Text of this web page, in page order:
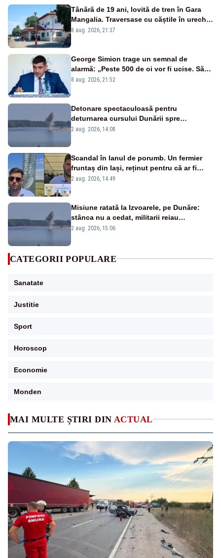
MAI MULTE ȘTIRI DIN ACTUAL
Tânără de 19 ani, lovită de tren în Gara
Mangalia. Traversase cu căștile în urechi
liniile printr-un loc nepermis
8 aug. 2026, 21:37
George Simion trage un semnal de
alarmă: „Peste 500 de oi vor fi ucise. Să
vedem dacă ciobanii vor fi despăgubiți”
8 aug. 2026, 21:52
Detonare spectaculoasă pentru
deturnarea cursului Dunării spre
Cernavodă. Imagini MApN – VIDEO
2 aug. 2026, 14:08
Scandal în lanul de porumb. Un fermier
fruntaș din Iași, reținut pentru că ar fi
bătut un bărbat prins la furat
2 aug. 2026, 14:49
Misiune ratată la Izvoarele, pe Dunăre:
stânca nu a cedat, militarii reiau
detonările luni – VIDEO
2 aug. 2026, 15:06
CATEGORII POPULARE
Sanatate
Justitie
Sport
Horoscop
Economie
Monden